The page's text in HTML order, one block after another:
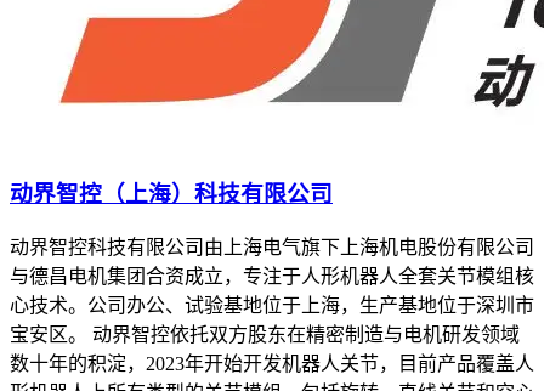
动界智控（上海）科技有限公司
动界智控科技有限公司由上海电气旗下上海机电股份有限公司
与德昌电机集团合资成立，专注于人形机器人全套关节模组核
心技术。公司办公、试验基地位于上海，生产基地位于深圳市
宝安区。 动界智控依托双方股东在精密制造与电机研发领域
数十年的积淀，2023年开始开发机器人关节，目前产品覆盖人